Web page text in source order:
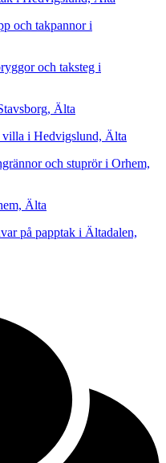
och takpannor i
och taksteg i
Älta
villa i Hedvigslund, Älta
och stuprör i Orhem,
Älta
på papptak i Ältadalen,